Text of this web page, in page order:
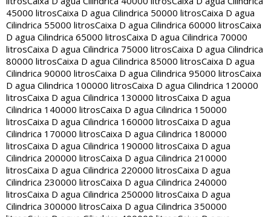
45000 litrosCaixa D agua Cilindrica 50000 litrosCaixa D agua
Cilindrica 55000 litrosCaixa D agua Cilindrica 60000 litrosCaixa
D agua Cilindrica 65000 litrosCaixa D agua Cilindrica 70000
litrosCaixa D agua Cilindrica 75000 litrosCaixa D agua Cilindrica
80000 litrosCaixa D agua Cilindrica 85000 litrosCaixa D agua
Cilindrica 90000 litrosCaixa D agua Cilindrica 95000 litrosCaixa
D agua Cilindrica 100000 litrosCaixa D agua Cilindrica 120000
litrosCaixa D agua Cilindrica 130000 litrosCaixa D agua
Cilindrica 140000 litrosCaixa D agua Cilindrica 150000
litrosCaixa D agua Cilindrica 160000 litrosCaixa D agua
Cilindrica 170000 litrosCaixa D agua Cilindrica 180000
litrosCaixa D agua Cilindrica 190000 litrosCaixa D agua
Cilindrica 200000 litrosCaixa D agua Cilindrica 210000
litrosCaixa D agua Cilindrica 220000 litrosCaixa D agua
Cilindrica 230000 litrosCaixa D agua Cilindrica 240000
litrosCaixa D agua Cilindrica 250000 litrosCaixa D agua
Cilindrica 300000 litrosCaixa D agua Cilindrica 350000